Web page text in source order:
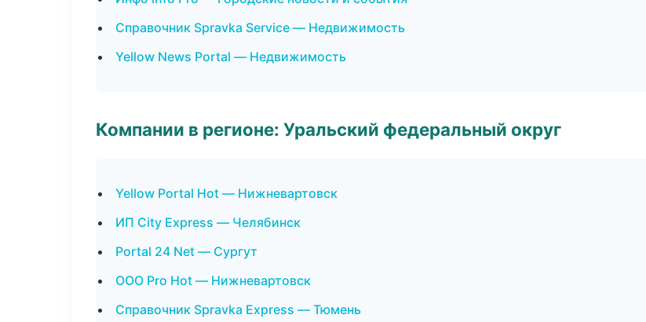
Справочник Spravka Service — Недвижимость
Yellow News Portal — Недвижимость
Компании в регионе: Уральский федеральный округ
Yellow Portal Hot — Нижневартовск
ИП City Express — Челябинск
Portal 24 Net — Сургут
ООО Pro Hot — Нижневартовск
Справочник Spravka Express — Тюмень